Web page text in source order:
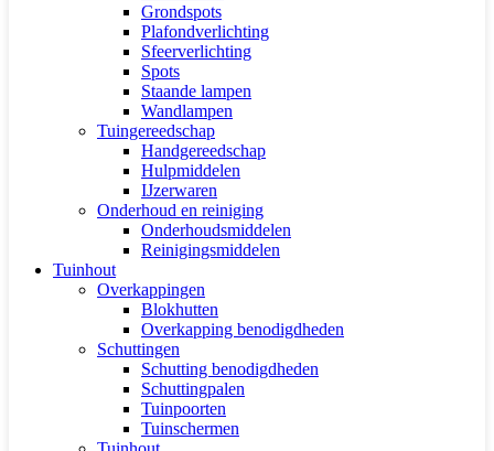
Grondspots
Plafondverlichting
Sfeerverlichting
Spots
Staande lampen
Wandlampen
Tuingereedschap
Handgereedschap
Hulpmiddelen
IJzerwaren
Onderhoud en reiniging
Onderhoudsmiddelen
Reinigingsmiddelen
Tuinhout
Overkappingen
Blokhutten
Overkapping benodigdheden
Schuttingen
Schutting benodigdheden
Schuttingpalen
Tuinpoorten
Tuinschermen